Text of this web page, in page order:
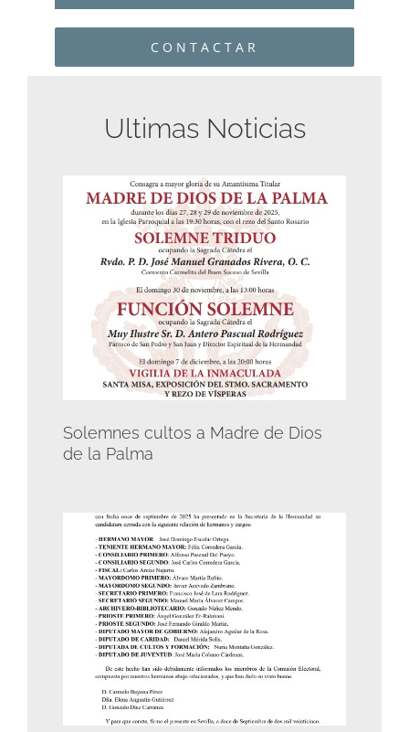
CONTACTAR
Ultimas Noticias
Solemnes cultos a Madre de Dios
de la Palma